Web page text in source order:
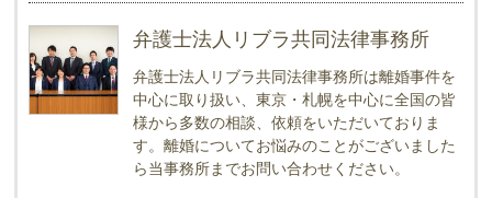
弁護士法人リブラ共同法律事務所
弁護士法人リブラ共同法律事務所は離婚事件を
中心に取り扱い、東京・札幌を中心に全国の皆
様から多数の相談、依頼をいただいておりま
す。離婚についてお悩みのことがございました
ら当事務所までお問い合わせください。